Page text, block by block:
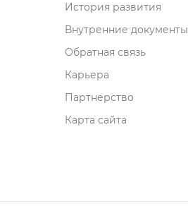
История развития
нутренние документы
Обратная связь
Карьера
Партнерство
Карта сайта